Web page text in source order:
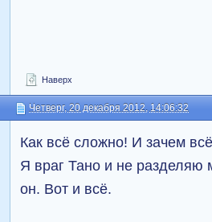
Наверх
Четверг, 20 декабря 2012, 14:06:32
Как всё сложно! И зачем
Я враг Тано и не разделяю
он. Вот и всё.